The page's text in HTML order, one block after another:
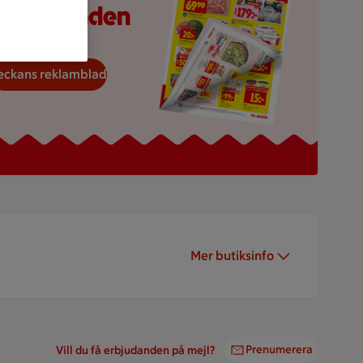
Mer butiksinfo
erbjudanden
reklamblad
Vill du få erbjudanden på mejl? Prenumerera